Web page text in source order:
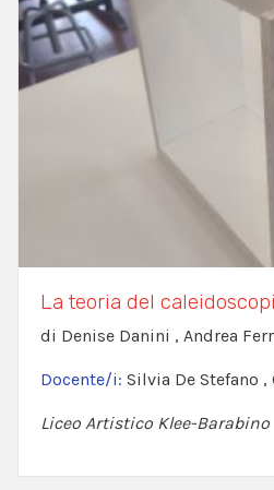
La teoria del
di Denise Danini , Andrea
Docente/i: Silvia De Stefano
Liceo Artistico Klee-Barabino